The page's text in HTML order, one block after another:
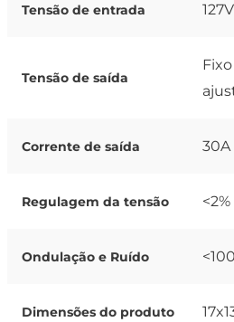
Tensão de entrada 127V
Tensão de saída
Corrente de saída 30A
Regulagem da tensão <2%
Ondulação e Ruído
Dimensões do produto